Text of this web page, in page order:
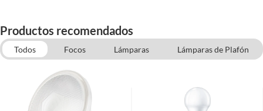
Productos recomendados
Todos Focos Lámparas
Lámparas de Plafón